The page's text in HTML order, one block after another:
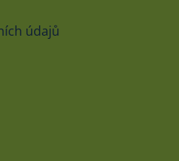
údajů